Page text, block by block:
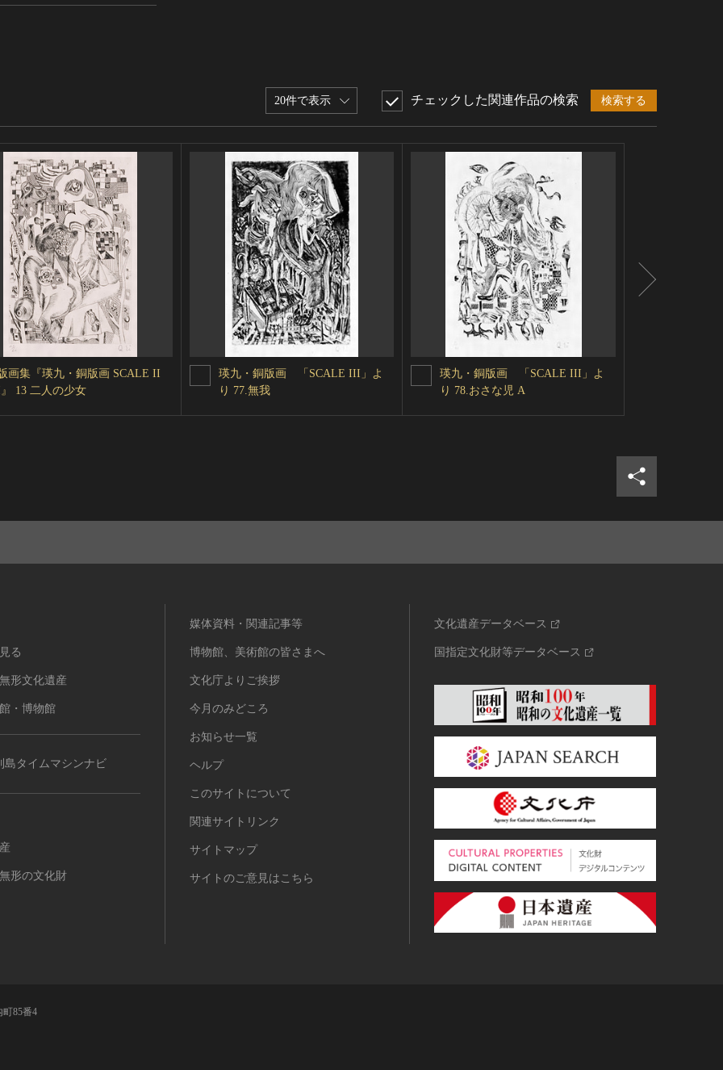
20件で表示 チェックした関連作品の検索 検索する
画集『瑛九・銅版画 SCALE II
13 二人の少女
瑛九・銅版画 「SCALE III」よ
り 77.無我
瑛九・銅版画 「SCALE III」よ
り 78.おさな児 A
る
形文化遺産
・博物館
島タイムマシンナビ
形の文化財
媒体資料・関連記事等
博物館、美術館の皆さまへ
文化庁よりご挨拶
今月のみどころ
お知らせ一覧
ヘルプ
このサイトについて
関連サイトリンク
サイトマップ
サイトのご意見はこちら
文化遺産データベース
国指定文化財等データベース
85番4